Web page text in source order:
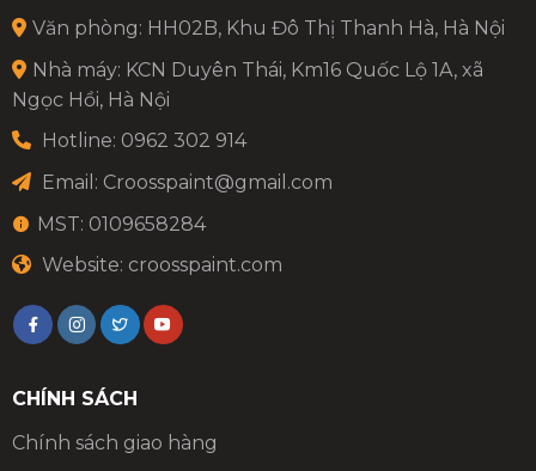
Văn phòng: HH02B, Khu Đô Thị Thanh Hà, Hà Nội
Nhà máy: KCN Duyên Thái, Km16 Quốc Lộ 1A, xã
Ngọc Hồi, Hà Nội
Hotline: 0962 302 914
Email: Croosspaint@gmail.com
MST: 0109658284
Website: croosspaint.com
CHÍNH SÁCH
Chính sách giao hàng